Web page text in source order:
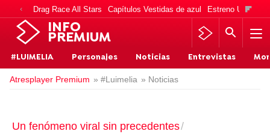
Drag Race All Stars Capítulos Vestidas de azul Estreno Una
INFO
PREMIUM
#LUIMELIA Personajes Noticias Entrevistas
Atresplayer Premium » #Luimelia » Noticias
Un fenómeno viral sin precedentes